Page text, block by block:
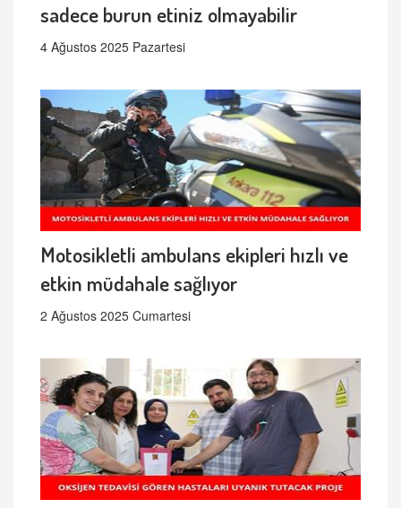
sadece burun etiniz olmayabilir
4 Ağustos 2025 Pazartesi
Motosikletli ambulans ekipleri hızlı ve
etkin müdahale sağlıyor
2 Ağustos 2025 Cumartesi